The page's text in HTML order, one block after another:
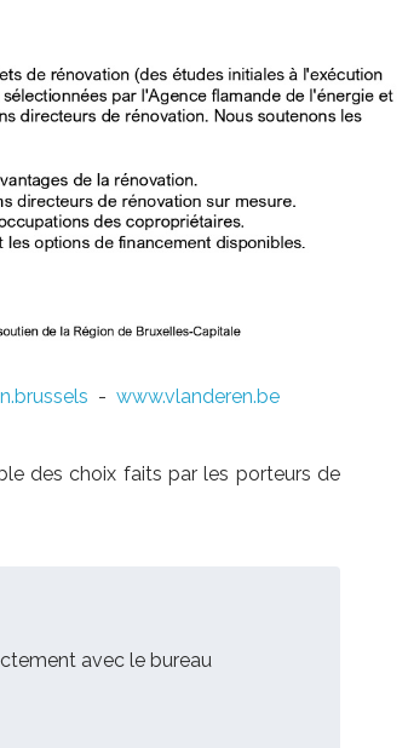
- www.vlanderen.be
des choix faits par les porteurs de
avec le bureau